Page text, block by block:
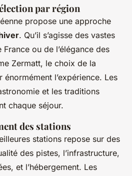
par région
propose une approche
. Qu’il s’agisse des vastes
ou de l’élégance des
Zermatt, le choix de la
l’expérience. Les
et les traditions
chaque séjour.
des stations
stations repose sur des
des pistes, l’infrastructure,
et l’hébergement. Les